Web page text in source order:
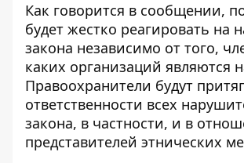
Как говорится в сообщении,
будет жестко реагировать на
закона независимо от того,
каких организаций являются
Правоохранители будут
ответственности всех
закона, в частности, и в
представителей этнических